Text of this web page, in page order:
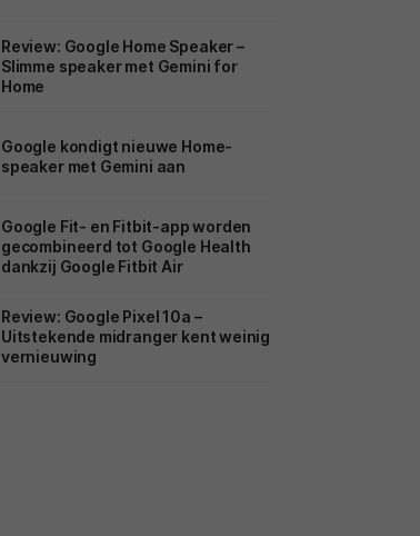
Review: Google Home Speaker –
Slimme speaker met Gemini for
Home
Google kondigt nieuwe Home-
speaker met Gemini aan
Google Fit- en Fitbit-app worden
gecombineerd tot Google Health
dankzij Google Fitbit Air
Review: Google Pixel 10a –
Uitstekende midranger kent weinig
vernieuwing